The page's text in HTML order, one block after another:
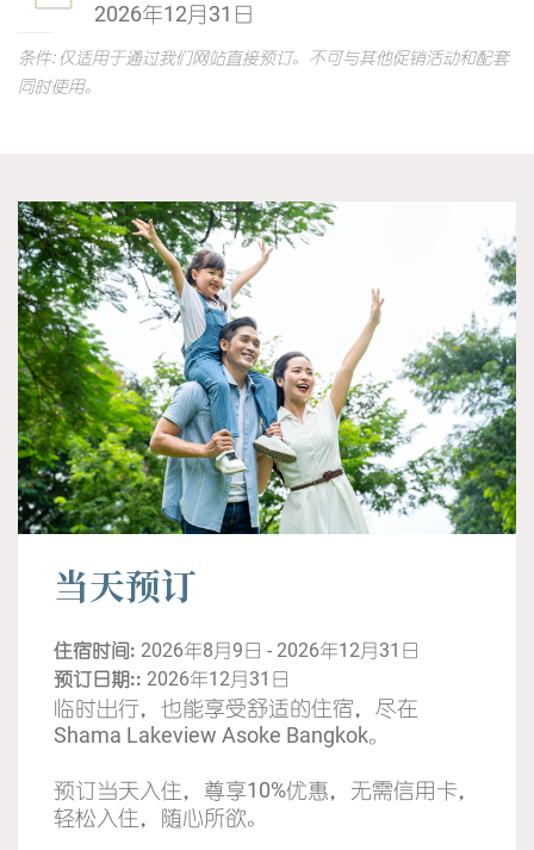
2026年12月31日
条件: 仅适用于通过我们网站直接预订。不可与其他促销活动和配套
同时使用。
当天预订
住宿时间: 2026年8月9日 - 2026年12月31日
预订日期:: 2026年12月31日
临时出行，也能享受舒适的住宿，尽在
Shama Lakeview Asoke Bangkok。
预订当天入住，尊享10%优惠，无需信用卡，
轻松入住，随心所欲。